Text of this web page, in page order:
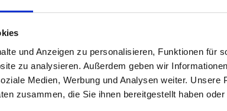
und Anzeigen zu personalisieren, Funktionen für
zu analysieren. Außerdem geben wir
Medien, Werbung und Analysen weiter. Unsere
zusammen, die Sie ihnen bereitgestellt haben
und
mit
zu